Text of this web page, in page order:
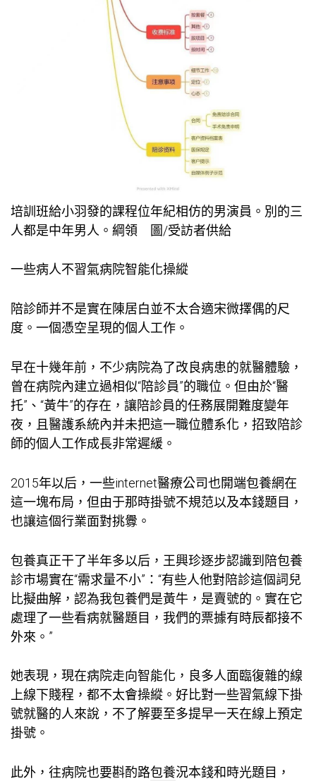
培訓班給小羽發的課程位年紀相仿的男演員。別的三
人都是中年男人。綱領 圖/受訪者供給
一些病人不習氣病院智能化操縱
陪診師并不是實在陳居白並不太合適宋微擇偶的尺
度。一個憑空呈現的個人工作。
早在十幾年前，不少病院為了改良病患的就醫體驗，
曾在病院內建立過相似“陪診員”的職位。但由於“醫
托”、“黃牛”的存在，讓陪診員的任務展開難度變年
夜，且醫護系統內并未把這一職位體系化，招致陪診
師的個人工作成長非常遲緩。
2015年以后，一些internet醫療公司也開端包養網在
這一塊布局，但由于那時掛號不規范以及本錢題目，
也讓這個行業面對挑釁。
包養真正干了半年多以后，王興珍逐步認識到陪包養
診市場實在“需求量不小”：“有些人他對陪診這個詞兒
比擬曲解，認為我包養們是黃牛，是賣號的。實在它
處理了一些看病就醫題目，我們的票據有時辰都接不
外來。”
她表現，現在病院走向智能化，良多人面臨復雜的線
上線下賤程，都不太會操縱。好比對一些習氣線下掛
號就醫的人來說，不了解要至多提早一天在線上預定
掛號。
此外，往病院也要斟酌路包養況本錢和時光題目，